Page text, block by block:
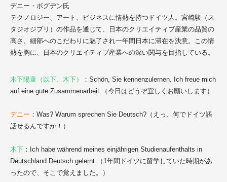
デニー・ボグデン氏
テクノロジー、アート、ビジネスに情熱を持つドイツ人。宮崎駿（ス
タジオジブリ）の作品を通じて、日本のクリエイティブ産業の品質の
高さ、細部へのこだわりに魅了され一年間日本に滞在を決意。この情
熱を胸に、日本のクリエイティブ産業への深い関与を目指している。
木下陽童（以下、木下） ： Schön, Sie kennenzulernen. Ich freue mich
auf eine gute Zusammenarbeit.
（今日はどうぞ宜しくお願いします ）
デニー ： Was? Warum sprechen Sie Deutsch? （えっ、何でドイツ語
話せるんですか！）
木下 ： Ich habe während meines einjährigen Studienaufenthalts in
Deutschland Deutsch gelernt.
（1年間ドイツに留学していた時期があ
ったので、そこで覚えました。）